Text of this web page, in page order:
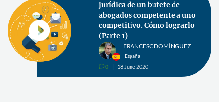
jurídica de un bufete de
abogados competente a uno
competitivo. Cómo lograrlo
(Parte 1)
FRANCESC DOMÍNGUEZ
España
v0 18 June 2020